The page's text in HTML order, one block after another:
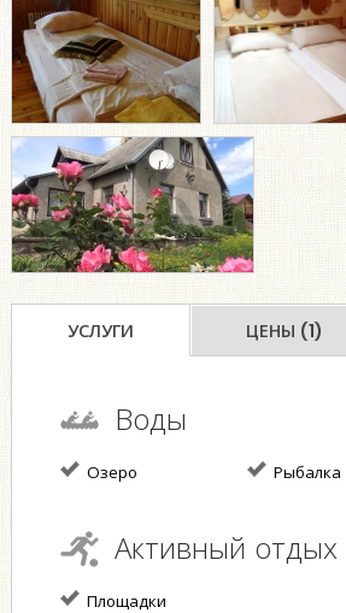
УСЛУГИ ЦЕНЫ (1)
Воды
Озеро Рыбалка
Активный отдых
Площадки